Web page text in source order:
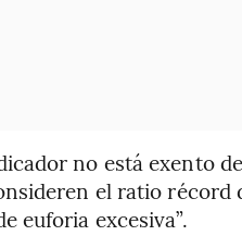
no está exento
el ratio
euforia excesiva”.